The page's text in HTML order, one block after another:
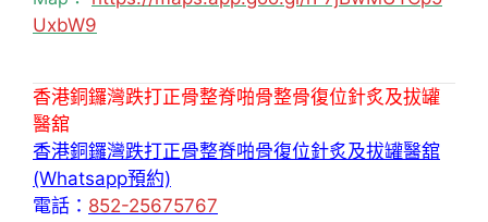
UxbW9
香港銅鑼灣跌打正骨整脊啪骨整骨復位針炙及拔罐
醫舘
香港銅鑼灣跌打正骨整脊啪骨復位針炙及拔罐醫舘
(Whatsapp預約)
電話： 852-25675767